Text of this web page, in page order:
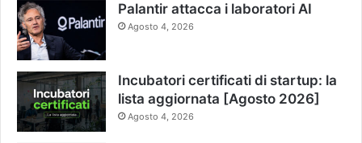
Palantir attacca i laboratori AI
Agosto 4, 2026
Incubatori certificati di startup: la
lista aggiornata [Agosto 2026]
Agosto 4, 2026